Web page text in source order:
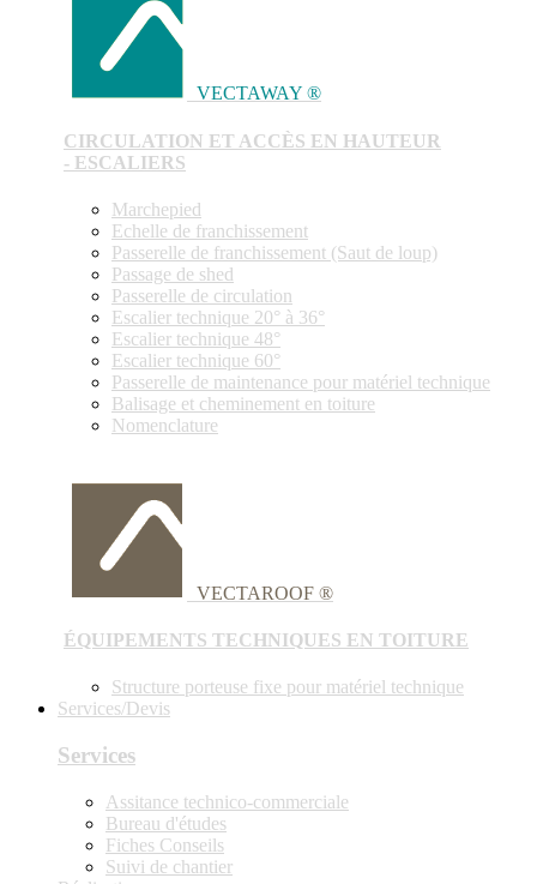
VECTAWAY ®
CIRCULATION ET ACCÈS EN HAUTEUR
- ESCALIERS
Marchepied
Echelle de franchissement
Passerelle de franchissement (Saut de loup)
Passage de shed
Passerelle de circulation
Escalier technique 20° à 36°
Escalier technique 48°
Escalier technique 60°
Passerelle de maintenance pour matériel technique
Balisage et cheminement en toiture
Nomenclature
VECTAROOF ®
ÉQUIPEMENTS TECHNIQUES EN TOITURE
Structure porteuse fixe pour matériel technique
Services/Devis
Services
Assitance technico-commerciale
Bureau d'études
Fiches Conseils
Suivi de chantier